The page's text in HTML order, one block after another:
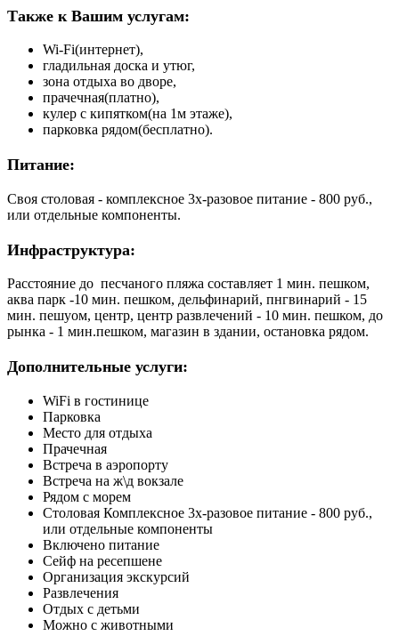
Также к Вашим услугам:
Wi-Fi(интернет),
гладильная доска и утюг,
зона отдыха во дворе,
прачечная(платно),
кулер с кипятком(на 1м этаже),
парковка рядом(бесплатно).
Питание:
Своя столовая - комплексное 3х-разовое питание - 800 руб.,
или отдельные компоненты.
Инфраструктура:
Расстояние до песчаного пляжа составляет 1 мин. пешком,
аква парк -10 мин. пешком, дельфинарий, пнгвинарий - 15
мин. пешуом, центр, центр развлечений - 10 мин. пешком, до
рынка - 1 мин.пешком, магазин в здании, остановка рядом.
Дополнительные услуги:
WiFi в гостинице
Парковка
Место для отдыха
Прачечная
Встреча в аэропорту
Встреча на ж\д вокзале
Рядом с морем
Столовая Комплексное 3х-разовое питание - 800 руб.,
или отдельные компоненты
Включено питание
Сейф на ресепшене
Организация экскурсий
Развлечения
Отдых с детьми
Можно с животными